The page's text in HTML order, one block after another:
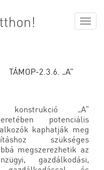
TÁMOP-2.3.6. „A”
konstrukció „A”
potenciális
kaphatják meg
szükséges
megszerezhetik az
gazdálkodási,